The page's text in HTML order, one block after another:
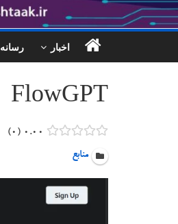
اخبار رسانه
FlowGPT
۰.۰۰ ۰
منابع